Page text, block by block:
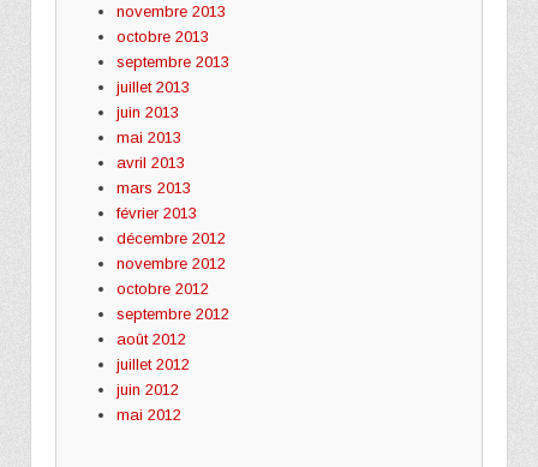
novembre 2013
octobre 2013
septembre 2013
juillet 2013
juin 2013
mai 2013
avril 2013
mars 2013
février 2013
décembre 2012
novembre 2012
octobre 2012
septembre 2012
août 2012
juillet 2012
juin 2012
mai 2012